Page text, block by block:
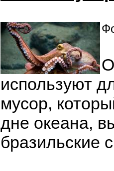
используют
мусор,
дне океана,
бразильские